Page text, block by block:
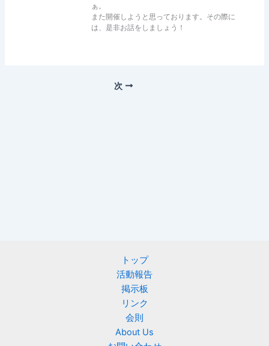
ぁ。
また開催しようと思っております。その際に
は、是非お話をしましょう！
次
トップ
活動報告
掲示板
リンク
会則
About Us